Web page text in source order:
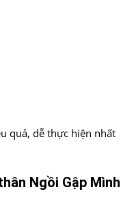
quả, dễ thực hiện nhất
Ngồi Gập Mình